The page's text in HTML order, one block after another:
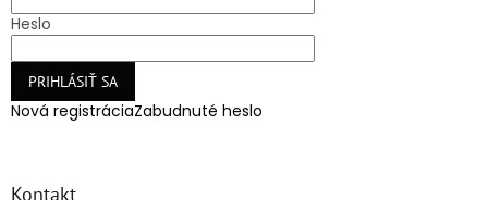
Heslo
PRIHLÁSIŤ SA
Nová registráciaZabudnuté heslo
Kontakt